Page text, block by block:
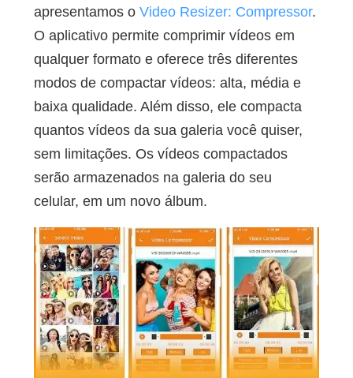
apresentamos o Video Resizer: Compressor.
O aplicativo permite comprimir vídeos em
qualquer formato e oferece três diferentes
modos de compactar vídeos: alta, média e
baixa qualidade. Além disso, ele compacta
quantos vídeos da sua galeria você quiser,
sem limitações. Os vídeos compactados
serão armazenados na galeria do seu
celular, em um novo álbum.